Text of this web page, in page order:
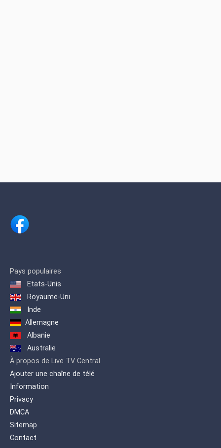
Pays populaires
Etats-Unis
Royaume-Uni
Inde
Allemagne
Albanie
Australie
À propos de Live TV Central
Ajouter une chaîne de télé
Information
Privacy
DMCA
Sitemap
Contact